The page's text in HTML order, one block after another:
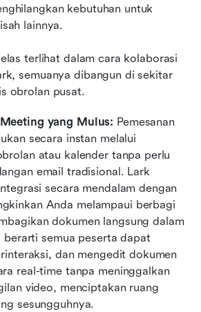
kebutuhan untuk
lainnya.
terlihat dalam cara kolaborasi
semuanya dibangun di sekitar
obrolan pusat.
yang Mulus: Pemesanan
secara instan melalui
atau kalender tanpa perlu
email tradisional. Lark
secara mendalam dengan
Anda melampaui berbagi
dokumen langsung dalam
berarti semua peserta dapat
dan mengedit dokumen
real-time tanpa meninggalkan
video, menciptakan ruang
sesungguhnya.